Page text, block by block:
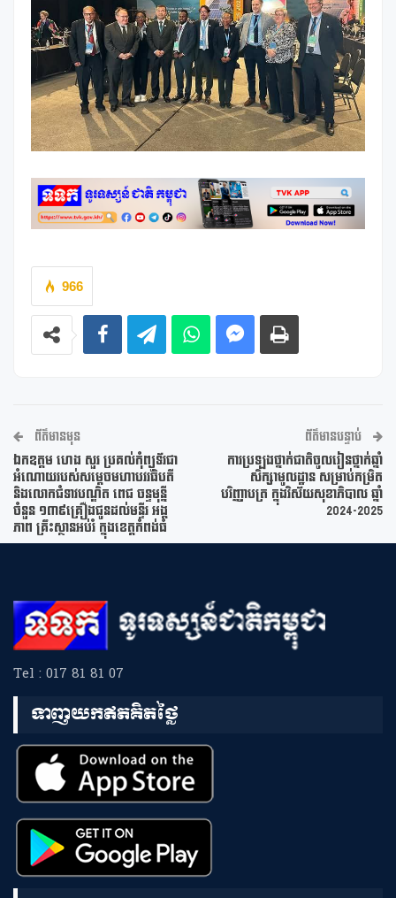
966
ព័ត៌មានមុន
ឯកឧត្តម ហេង សួរ ប្រគល់កុំព្យូទ័រជា
អំណោយរបស់សម្តេចមហាបវរធិបតី
និងលោកជំទាវបណ្ឌិត ពេជ ចន្ទមុន្នី
ចំនួន ១៣៩គ្រឿងជូនដល់មន្ទីរ អង្គ
ភាព គ្រឹះស្ថានអប់រំ ក្នុងខេត្តកំពង់ធំ
ព័ត៌មានបន្ទាប់
ការប្រឡងថ្នាក់ជាតិចូលរៀនថ្នាក់ឆ្នាំ
សិក្សាមូលដ្ឋាន សម្រាប់កម្រិត
បរិញ្ញាបត្រ ក្នុងវិស័យសុខាភិបាល ឆ្នាំ
2024-2025
Tel : 017 81 81 07
ទាញយកឥតគិតថ្លៃ